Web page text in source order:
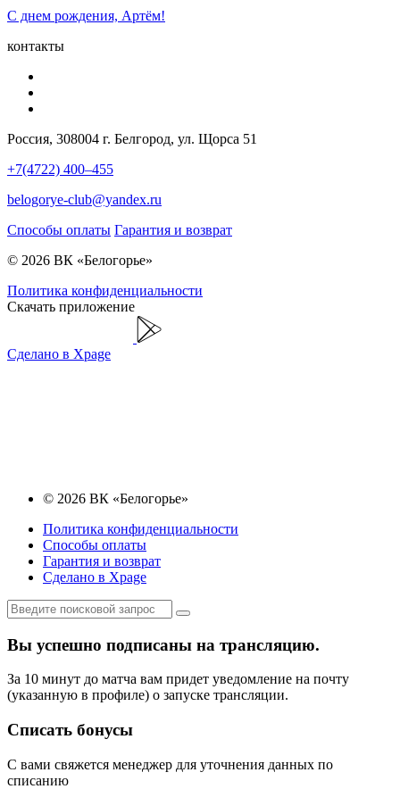
С днем рождения, Артём!
контакты
Россия, 308004 г. Белгород, ул. Щорса 51
+7(4722) 400–455
belogorye-club@yandex.ru
Способы оплаты Гарантия и возврат
© 2026 ВК «Белогорье»
Политика конфиденциальности
Скачать приложение
Сделано в Xpage
© 2026 ВК «Белогорье»
Политика конфиденциальности
Способы оплаты
Гарантия и возврат
Сделано в Xpage
Вы успешно подписаны на трансляцию.
За 10 минут до матча вам придет уведомление на почту
(указанную в профиле) о запуске трансляции.
Списать бонусы
С вами свяжется менеджер для уточнения данных по
списанию